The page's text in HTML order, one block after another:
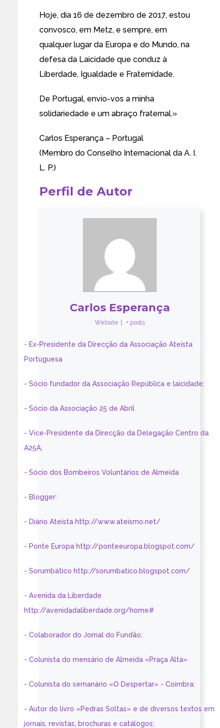
Hoje, dia 16 de dezembro de 2017, estou
convosco, em Metz, e sempre, em
qualquer lugar da Europa e do Mundo, na
defesa da Laicidade que conduz à
Liberdade, Igualdade e Fraternidade.
De Portugal, envio-vos a minha
solidariedade e um abraço fraternal.»
Carlos Esperança – Portugal
(Membro do Conselho Internacional da A. I.
L. P.)
Perfil de Autor
Carlos Esperança
Website + posts
- Ex-Presidente da Direcção da Associação Ateísta
Portuguesa
- Sócio fundador da Associação República e laicidade;
- Sócio da Associação 25 de Abril
- Vice-Presidente da Direcção da Delegação Centro da
A25A;
- Sócio dos Bombeiros Voluntários de Almeida
- Blogger:
- Diário Ateísta http://www.ateismo.net/
- Ponte Europa http://ponteeuropa.blogspot.com/
- Sorumbático http://sorumbatico.blogspot.com/
- Avenida da Liberdade
http://avenidadaliberdade.org/home#
- Colaborador do Jornal do Fundão;
- Colunista do mensário de Almeida «Praça Alta»
- Colunista do semanário «O Despertar» - Coimbra:
- Autor do livro «Pedras Soltas» e de diversos textos em
jornais, revistas, brochuras e catálogos;